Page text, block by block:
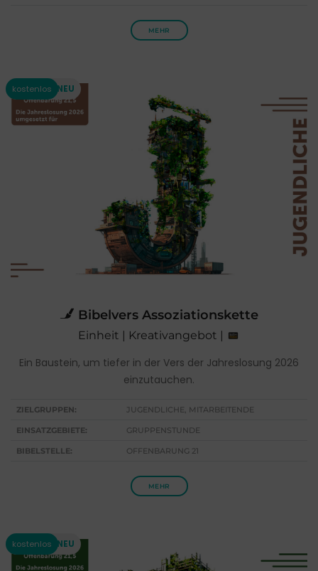
MEHR
Bibelvers Assoziationskette
Einheit | Kreativangebot |
Ein Baustein, um tiefer in der Vers der Jahreslosung 2026
einzutauchen.
ZIELGRUPPEN: JUGENDLICHE, MITARBEITENDE
EINSATZGEBIETE: GRUPPENSTUNDE
BIBELSTELLE: OFFENBARUNG 21
MEHR